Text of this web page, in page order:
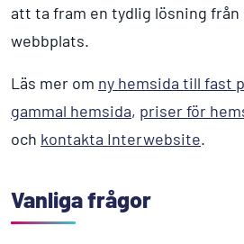
att ta fram en tydlig lösning
webbplats.
Läs mer om ny hemsida till fast
gammal hemsida, priser för
och kontakta Interwebsite.
Vanliga frågor